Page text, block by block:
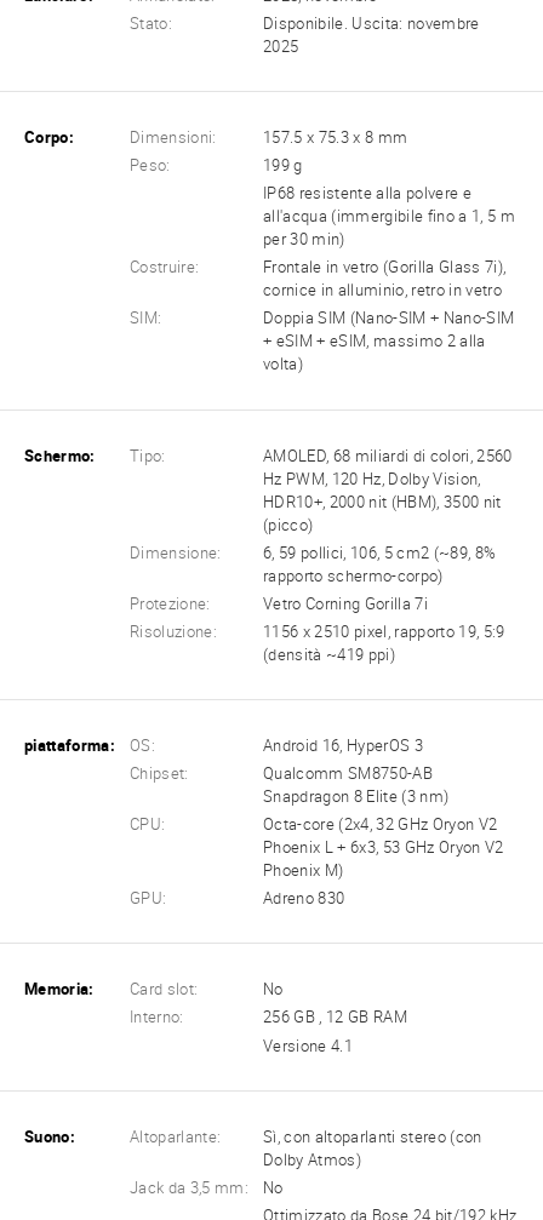
Stato:
Disponibile. Uscita: novembre
2025
Corpo: Dimensioni:
157.5 x 75.3 x 8 mm
Peso:
199 g
IP68 resistente alla polvere e
all'acqua (immergibile fino a 1, 5 m
per 30 min)
Costruire:
Frontale in vetro (Gorilla Glass 7i),
cornice in alluminio, retro in vetro
SIM:
Doppia SIM (Nano-SIM + Nano-SIM
+ eSIM + eSIM, massimo 2 alla
volta)
Schermo: Tipo:
AMOLED, 68 miliardi di colori, 2560
Hz PWM, 120 Hz, Dolby Vision,
HDR10+, 2000 nit (HBM), 3500 nit
(picco)
Dimensione:
6, 59 pollici, 106, 5 cm2 (~89, 8%
rapporto schermo-corpo)
Protezione:
Vetro Corning Gorilla 7i
Risoluzione:
1156 x 2510 pixel, rapporto 19, 5:9
(densità ~419 ppi)
piattaforma: OS:
Android 16, HyperOS 3
Chipset:
Qualcomm SM8750-AB
Snapdragon 8 Elite (3 nm)
CPU:
Octa-core (2x4, 32 GHz Oryon V2
Phoenix L + 6x3, 53 GHz Oryon V2
Phoenix M)
GPU:
Adreno 830
Memoria: Card slot:
No
Interno:
256 GB , 12 GB RAM
Versione 4.1
Suono: Altoparlante:
Sì, con altoparlanti stereo (con
Dolby Atmos)
Jack da 3,5 mm:
No
Ottimizzato da Bose 24 bit/192 kHz